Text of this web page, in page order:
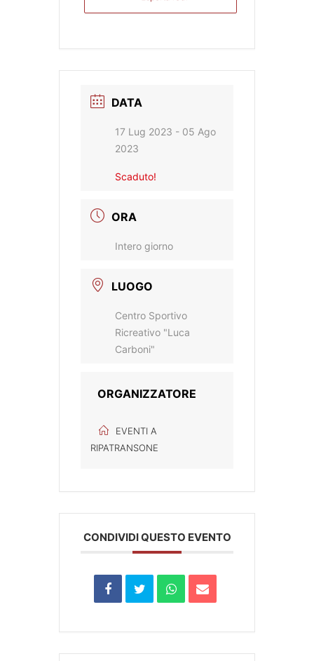
DATA
17 Lug 2023 - 05 Ago
2023
Scaduto!
ORA
Intero giorno
LUOGO
Centro Sportivo
Ricreativo "Luca
Carboni"
ORGANIZZATORE
EVENTI A
RIPATRANSONE
CONDIVIDI QUESTO EVENTO